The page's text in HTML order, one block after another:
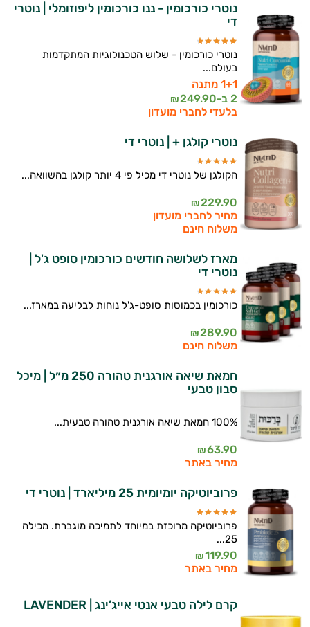
נוטרי כורכומין - ננו כורכומין ליפוזומלי | נוטרי
די
נוטרי כורכומין - שלוש הטכנולוגיות המתקדמות
בעולם...
1+1 מתנה
2 ב-
249.90
₪
בלעדי לחברי מועדון
נוטרי קולגן + | נוטרי די
הקולגן של נוטרי די מכיל פי 4 יותר קולגן בהשוואה...
229.90
₪
מחיר לחברי מועדון
משלוח חינם
מארז לשלושה חודשים כורכומין סופט ג'ל |
נוטרי די
כורכומין בכמוסות סופט-ג'ל נוחות לבליעה במארז...
289.90
₪
משלוח חינם
חמאת שיאה אורגנית טהורה 250 מ״ל | מיכל
סבון טבעי
100% חמאת שיאה אורגנית טהורה טבעית...
63.90
₪
מחיר באתר
פרוביוטיקה יומיומית 25 מיליארד | נוטרי די
פרוביוטיקה מרוכזת במיוחד לתמיכה מוגברת. מכילה
25...
119.90
₪
מחיר באתר
קרם לילה טבעי אנטי אייג’ינג | LAVENDER